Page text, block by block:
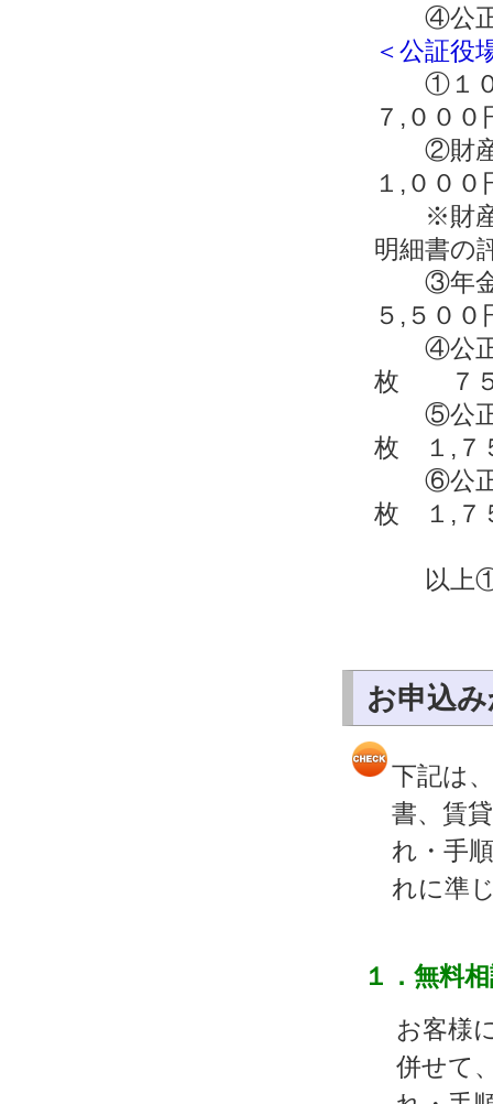
④公正
＜公証役
①１０
７,００
②財産
１,００
※財産
明細書の
③年
５,５０
④公
枚 ７５
⑤公
枚 １,７
⑥公
枚 １,７
以上①
お申込
下記は
書、賃
れ・手
れに準
１．無料
お客様
併せて